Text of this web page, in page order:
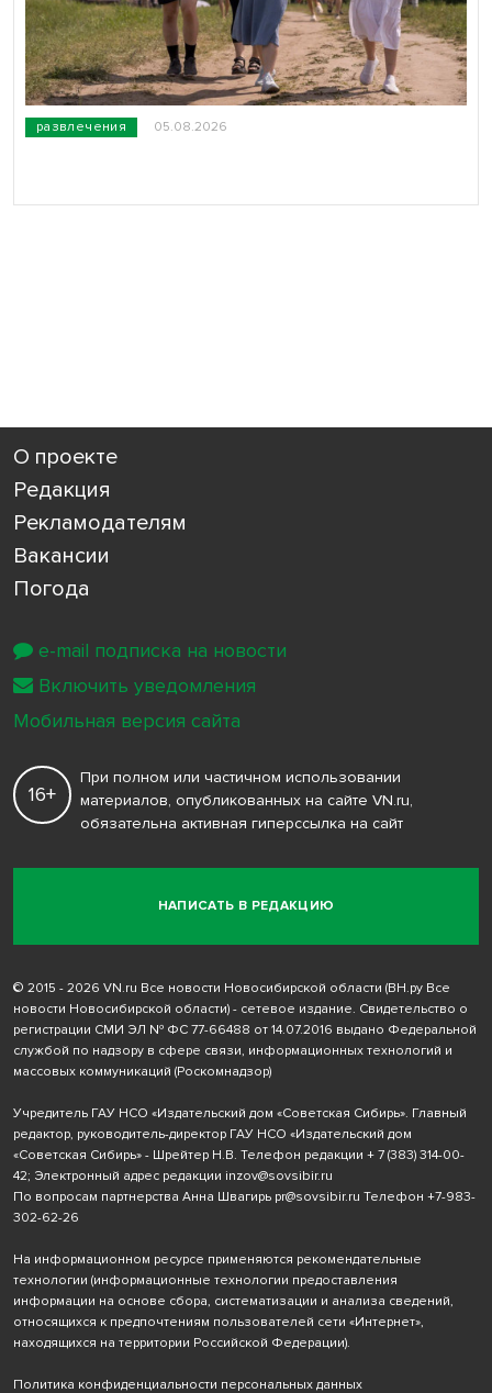
развлечения 05.08.2026
О проекте
Редакция
Рекламодателям
Вакансии
Погода
НАПИСАТЬ В РЕДАКЦИЮ
16+
При полном или частичном использовании
материалов, опубликованных на сайте VN.ru,
обязательна активная гиперссылка на сайт
© 2015 - 2026 VN.ru Все новости Новосибирской области (ВН.ру Все
новости Новосибирской области) - сетевое издание. Свидетельство о
регистрации СМИ ЭЛ № ФС 77-66488 от 14.07.2016 выдано Федеральной
службой по надзору в сфере связи, информационных технологий и
массовых коммуникаций (Роскомнадзор)
Учредитель ГАУ НСО «Издательский дом «Советская Сибирь». Главный
редактор, руководитель-директор ГАУ НСО «Издательский дом
«Советская Сибирь» - Шрейтер Н.В. Телефон редакции + 7 (383) 314-00-
42; Электронный адрес редакции inzov@sovsibir.ru
По вопросам партнерства Анна Швагирь pr@sovsibir.ru Телефон +7-983-
302-62-26
На информационном ресурсе применяются рекомендательные
технологии (информационные технологии предоставления
информации на основе сбора, систематизации и анализа сведений,
относящихся к предпочтениям пользователей сети «Интернет»,
находящихся на территории Российской Федерации).
Политика конфиденциальности персональных данных
e-mail подписка на новости
Включить уведомления
Мобильная версия сайта